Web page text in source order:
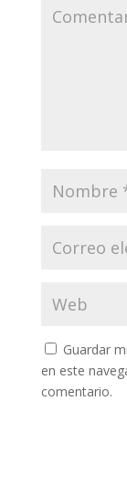
Guardar
en este
comentario.